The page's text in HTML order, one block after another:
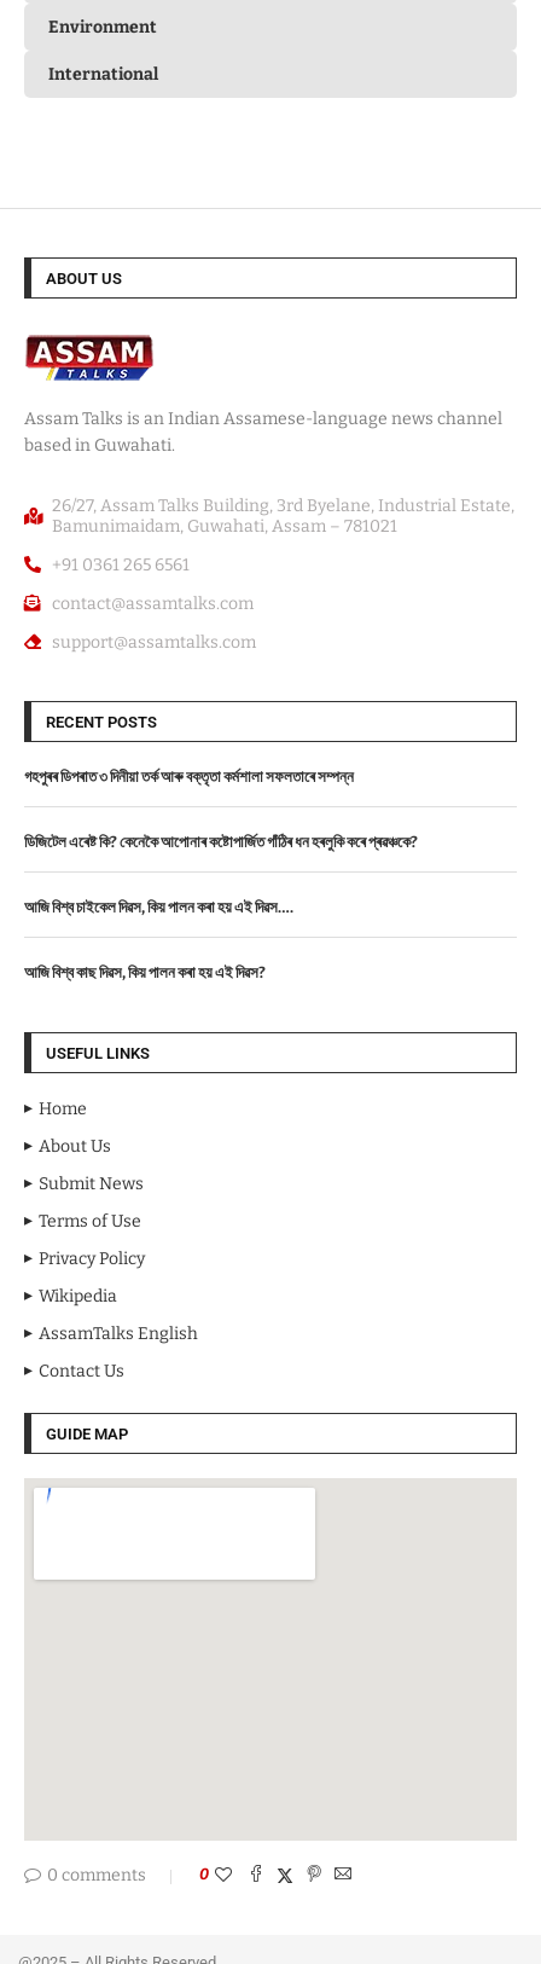
Environment
International
ABOUT US
Assam Talks is an Indian Assamese-language news channel
based in Guwahati.
26/27, Assam Talks Building, 3rd Byelane, Industrial Estate,
Bamunimaidam, Guwahati, Assam – 781021
+91 0361 265 6561
contact@assamtalks.com
support@assamtalks.com
RECENT POSTS
গহপুৰৰ ডিপৰাত ৩ দিনীয়া তৰ্ক আৰু বক্তৃতা কৰ্মশালা সফলতাৰে সম্পন্ন
ডিজিটেল এৰেষ্ট কি? কেনেকৈ আপোনাৰ কষ্টোপাৰ্জিত গাঁঠিৰ ধন হৰলুকি কৰে প্ৰৱঞ্চকে?
আজি বিশ্ব চাইকেল দিৱস, কিয় পালন কৰা হয় এই দিৱস….
আজি বিশ্ব কাছ দিৱস, কিয় পালন কৰা হয় এই দিৱস?
USEFUL LINKS
Home
About Us
Submit News
Terms of Use
Privacy Policy
Wikipedia
AssamTalks English
Contact Us
GUIDE MAP
0 comments 0